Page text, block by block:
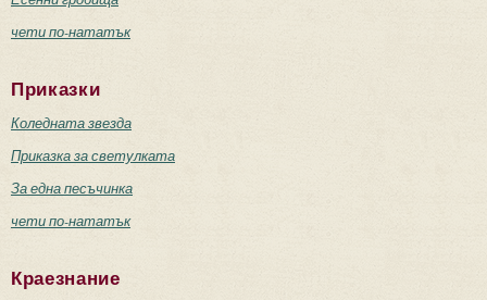
чети по-нататък
Приказки
Коледната звезда
Приказка за светулката
За една песъчинка
чети по-нататък
Краезнание